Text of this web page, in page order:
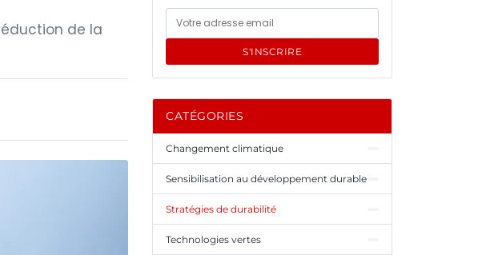
de la
S'INSCRIRE
CATÉGORIES
Changement climatique
Sensibilisation au développement durable
Stratégies de durabilité
Technologies vertes